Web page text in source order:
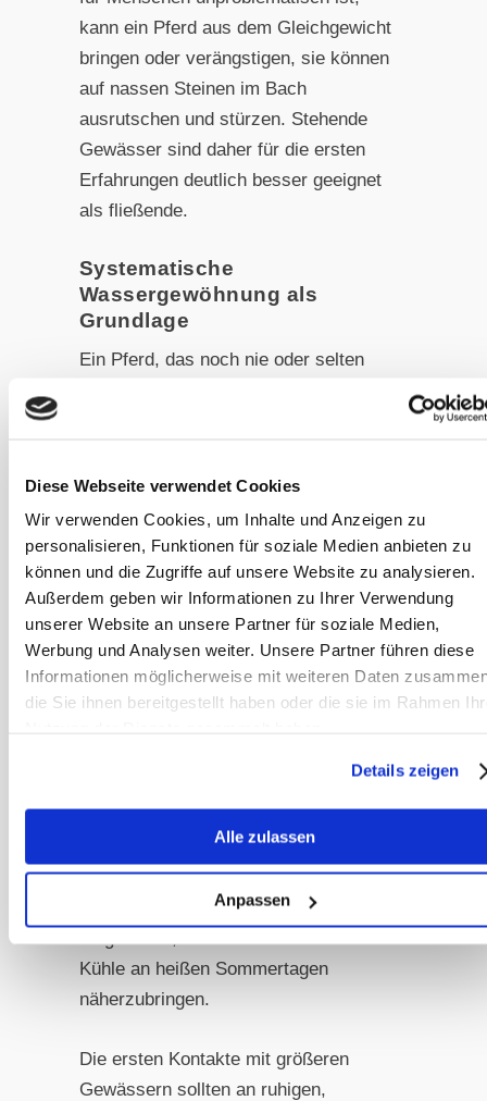
Diese Webseite verwendet Cookies
Wir verwenden Cookies, um Inhalte und Anzeigen zu
personalisieren, Funktionen für soziale Medien anbieten zu
können und die Zugriffe auf unsere Website zu analysieren.
Außerdem geben wir Informationen zu Ihrer Verwendung
unserer Website an unsere Partner für soziale Medien,
Werbung und Analysen weiter. Unsere Partner führen diese
Informationen möglicherweise mit weiteren Daten
die Sie ihnen bereitgestellt haben oder die sie im Rahmen
Details zeigen
Alle zulassen
Anpassen
kann ein Pferd aus dem Gleichgewicht
bringen oder verängstigen, sie können
auf nassen Steinen im Bach
ausrutschen und stürzen. Stehende
Gewässer sind daher für die ersten
Erfahrungen deutlich besser geeignet
als fließende.
Systematische
Wassergewöhnung als
Grundlage
Ein Pferd, das noch nie oder selten
Gewöhnung an das nasse Element ist
ein wichtiger Baustein für sichere und
entspannte Badeerlebnisse.
Diese Vorbereitung kann bereits
zuhause beginnen. Pfützen,
Wassergräben oder sogar der
Wasserschlauch bieten Möglichkeiten,
natürliche Neugierverhalten des
Pferdes gefördert werden.
Clickertraining ist bei wasserscheuen
Kandidaten eine hervorragende
Kühle an heißen Sommertagen
näherzubringen.
Die ersten Kontakte mit größeren
Gewässern sollten an ruhigen,